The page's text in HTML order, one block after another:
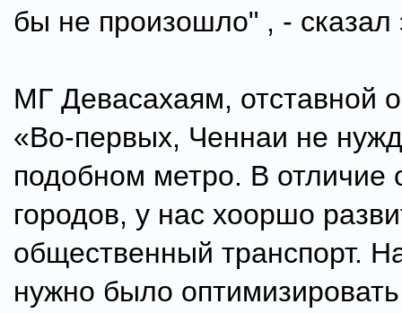
бы не произошло" , - сказал
МГ Девасахаям, отставной
«Во-первых, Ченнаи не
подобном метро. В отличие
городов, у нас хооршо
общественный транспорт.
нужно было оптимизировать